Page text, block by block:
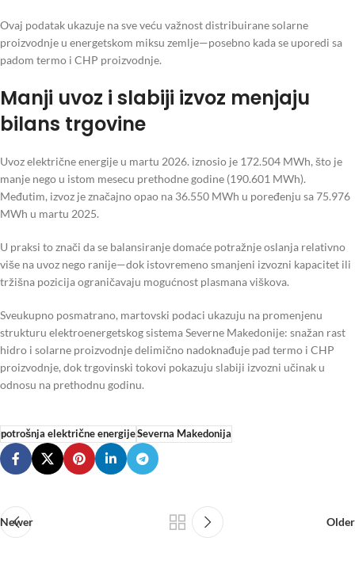
Ovaj podatak ukazuje na sve veću važnost distribuirane solarne
proizvodnje u energetskom miksu zemlje—posebno kada se uporedi sa
padom termo i CHP proizvodnje.
Manji uvoz i slabiji izvoz menjaju
bilans trgovine
Uvoz električne energije u martu 2026. iznosio je 172.504 MWh, što je
manje nego u istom mesecu prethodne godine (190.601 MWh).
Međutim, izvoz je značajno opao na 36.550 MWh u poređenju sa 75.976
MWh u martu 2025.
U praksi to znači da se balansiranje domaće potražnje oslanja relativno
više na uvoz nego ranije—dok istovremeno smanjeni izvozni kapacitet ili
tržišna pozicija ograničavaju mogućnost plasmana viškova.
Sveukupno posmatrano, martovski podaci ukazuju na promenjenu
strukturu elektroenergetskog sistema Severne Makedonije: snažan rast
hidro i solarne proizvodnje delimično nadoknađuje pad termo i CHP
proizvodnje, dok trgovinski tokovi pokazuju slabiji izvozni učinak u
odnosu na prethodnu godinu.
potrošnja električne energijeSeverna Makedonija
Newer Older